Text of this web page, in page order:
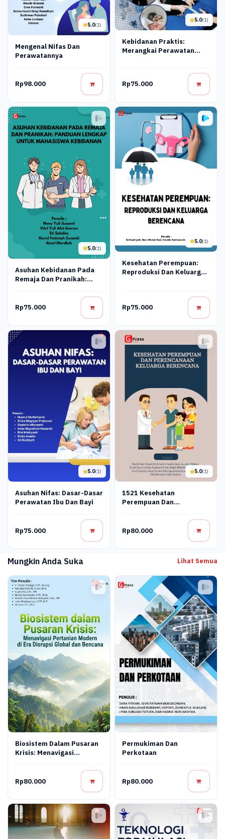
5.0(1)
Mengenal Nifas Dan
Perawatannya
Rp98.000
5.0(1)
Kebidanan Praktis:
Merangkai Perawatan
Rp75.000
5.0(1)
Asuhan Kebidanan Pada
Remaja Dan Pranikah:
Mahasiswa Kebidanan
Rp75.000
5.0(1)
Kesehatan Perempuan:
Reproduksi Dan Keluarga
Rp75.000
5.0(1)
Asuhan Nifas: Dasar-Dasar
Perawatan Ibu Dan Bayi
Rp75.000
5.0(1)
1521 Kesehatan
Perempuan Dan
Rp80.000
Mungkin Anda Suka Lihat Semua
Biosistem Dalam Pusaran
Krisis: Menavigasi
Bencana
Rp80.000
Permukiman Dan
Perkotaan
Rp80.000